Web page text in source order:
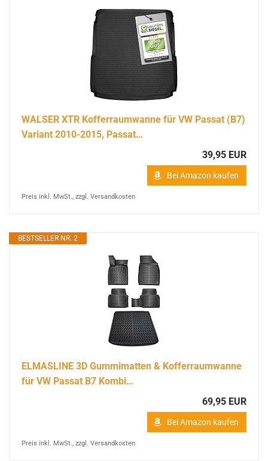
WALSER XTR Kofferraumwanne für VW Passat (B7)
Variant 2010-2015, Passat…
39,95 EUR
Bei Amazon kaufen
Preis inkl. MwSt., zzgl. Versandkosten
BESTSELLER NR. 2
ELMASLINE 3D Gummimatten & Kofferraumwanne
für VW Passat B7 Kombi…
69,95 EUR
Bei Amazon kaufen
Preis inkl. MwSt., zzgl. Versandkosten